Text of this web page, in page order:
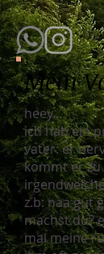
Mein
heey...
ich hab ein
vater: er
kommt er
z.b: naa gut
machst du?
mal meine